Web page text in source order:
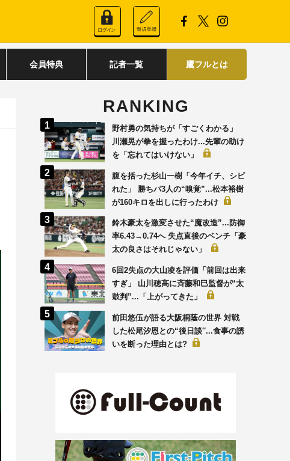
会員特典 記者一覧 鷹フルとは
RANKING
野村勇の気持ちが「すごくわかる」
川瀬晃が拳を握ったわけ...先輩の助け
を「忘れてはいけない」
腹を括った杉山一樹「今年イチ、シビ
れた」 勝ちパ3人の“嗅覚”...松本裕樹
が160キロを出しに行ったわけ
鈴木豪太を激変させた“魔改造”...防御
率6.43→0.74へ 失点直後のベンチ「豪
太の良さはそれじゃない」
6回2失点の大山凌を評価「前回は出来
すぎ」 山川穂高に斉藤和巳監督が“太
鼓判”...「上がってきた」
前田悠伍が語る大阪桐蔭の世界 対戦
した松尾汐恩との“後日談′′...食事の誘
いを断った理由とは?